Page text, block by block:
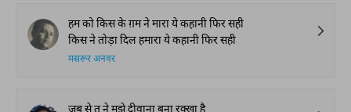
हम को किस के ग़म ने मारा ये कहानी फिर सही
किस ने तोड़ा दिल हमारा ये कहानी फिर सही
मसरूर अनवर
जब से तू ने मुझे दीवाना बना रक्खा है